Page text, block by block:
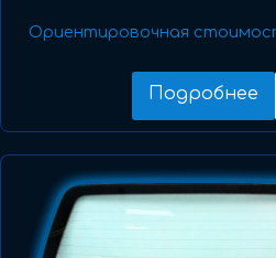
Ориентировочная
Подробнее